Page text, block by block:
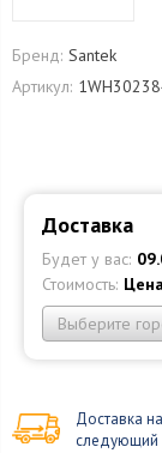
Бренд: Santek
Артикул:
Доставка
Будет у вас:
Стоимость:
Выберите
Доставка на
следующий